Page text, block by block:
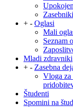
Zasebniki
+ - Oglasi
Mali
Seznam
Mladi zdravniki
+ - Zasebna
Vloga za
Študenti
Spomini na